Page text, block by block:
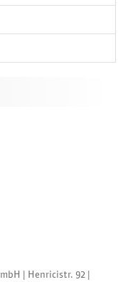
| Henricistr. 92 |